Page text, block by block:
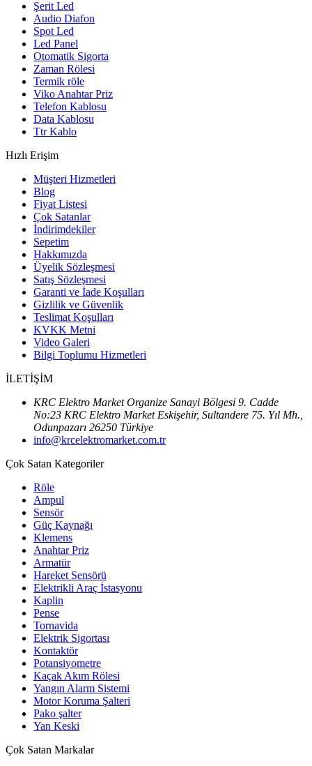
Şerit Led
Audio Diafon
Spot Led
Led Panel
Otomatik Sigorta
Zaman Rölesi
Termik röle
Viko Anahtar Priz
Telefon Kablosu
Data Kablosu
Ttr Kablo
Hızlı Erişim
Müşteri Hizmetleri
Blog
Fiyat Listesi
Çok Satanlar
İndirimdekiler
Sepetim
Hakkımızda
Üyelik Sözleşmesi
Satış Sözleşmesi
Garanti ve İade Koşulları
Gizlilik ve Güvenlik
Teslimat Koşulları
KVKK Metni
Video Galeri
Bilgi Toplumu Hizmetleri
İLETİŞİM
KRC Elektro Market Organize Sanayi Bölgesi 9. Cadde
No:23 KRC Elektro Market Eskişehir, Sultandere 75. Yıl Mh.,
Odunpazarı 26250 Türkiye
info@krcelektromarket.com.tr
Çok Satan Kategoriler
Röle
Ampul
Sensör
Güç Kaynağı
Klemens
Anahtar Priz
Armatür
Hareket Sensörü
Elektrikli Araç İstasyonu
Kaplin
Pense
Tornavida
Elektrik Sigortası
Kontaktör
Potansiyometre
Kaçak Akım Rölesi
Yangın Alarm Sistemi
Motor Koruma Şalteri
Pako şalter
Yan Keski
Çok Satan Markalar